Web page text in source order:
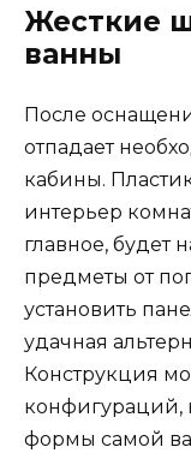
Жесткие
ванны
После
отпадает
кабины.
интерьер
главное,
предметы от
установить
удачная
Конструкция
конфигураций,
формы самой